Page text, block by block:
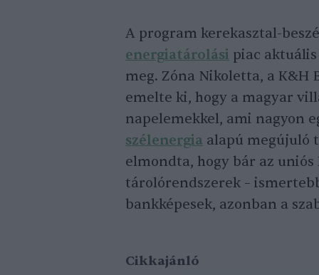
A program kerekasztal-
energiatárolási piac
meg. Zóna Nikoletta, a K&H
emelte ki, hogy a magyar
napelemekkel, ami nagyon
szélenergia alapú megújuló
elmondta, hogy bár az
tárolórendszerek –
bankképesek, azonban a
Cikkajánló